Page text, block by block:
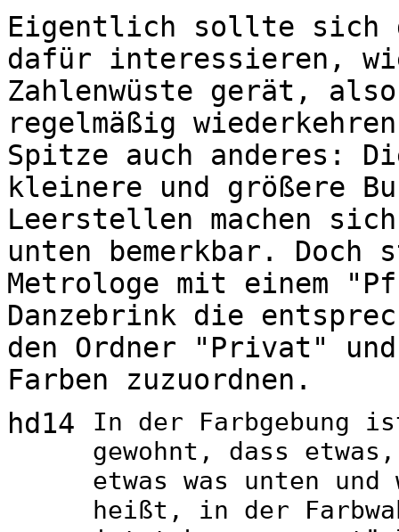
Eigentlich sollte sich
dafür interessieren,
Zahlenwüste gerät,
regelmäßig
Spitze auch anderes:
kleinere und größere
Leerstellen machen
unten bemerkbar.
Metrologe mit einem
Danzebrink die
den Ordner "Privat"
Farben zuzuordnen.
In der Farbgebung
gewohnt, dass
etwas was unten
heißt, in der
hd14